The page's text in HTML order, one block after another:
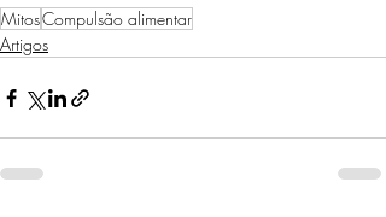
MitosCompulsão alimentar
Artigos